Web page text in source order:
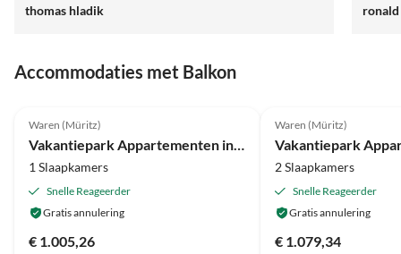
thomas hladik
Accommodaties met Balkon
Waren (Müritz)
Vakantiepark Appartementen in Maremuritz Yacht Harbour Resort
1 Slaapkamers
Snelle Reageerder
Gratis annulering
€ 1.005,26
Waren (Müritz)
2 Slaapkamers
Snelle Reageerder
Gratis annulering
€ 1.079,34